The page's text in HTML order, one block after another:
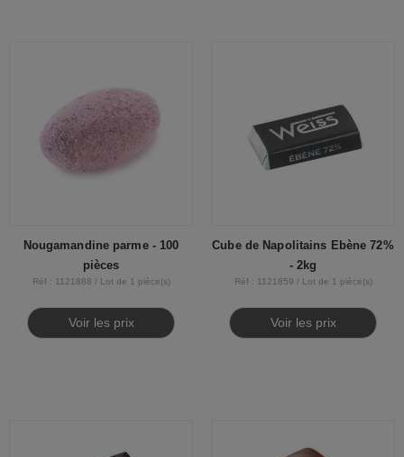
Nougamandine parme - 100
pièces
Réf : 1121888 / Lot de 1 pièce(s)
Voir les prix
Cube de Napolitains Ebène 72%
- 2kg
Réf : 1121859 / Lot de 1 pièce(s)
Voir les prix